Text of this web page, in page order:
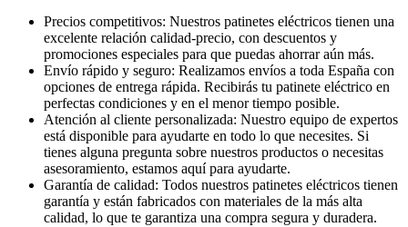
Precios competitivos: Nuestros patinetes eléctricos tienen una
excelente relación calidad-precio, con descuentos y
promociones especiales para que puedas ahorrar aún más.
Envío rápido y seguro: Realizamos envíos a toda España con
opciones de entrega rápida. Recibirás tu patinete eléctrico en
perfectas condiciones y en el menor tiempo posible.
Atención al cliente personalizada: Nuestro equipo de expertos
está disponible para ayudarte en todo lo que necesites. Si
tienes alguna pregunta sobre nuestros productos o necesitas
asesoramiento, estamos aquí para ayudarte.
Garantía de calidad: Todos nuestros patinetes eléctricos tienen
garantía y están fabricados con materiales de la más alta
calidad, lo que te garantiza una compra segura y duradera.